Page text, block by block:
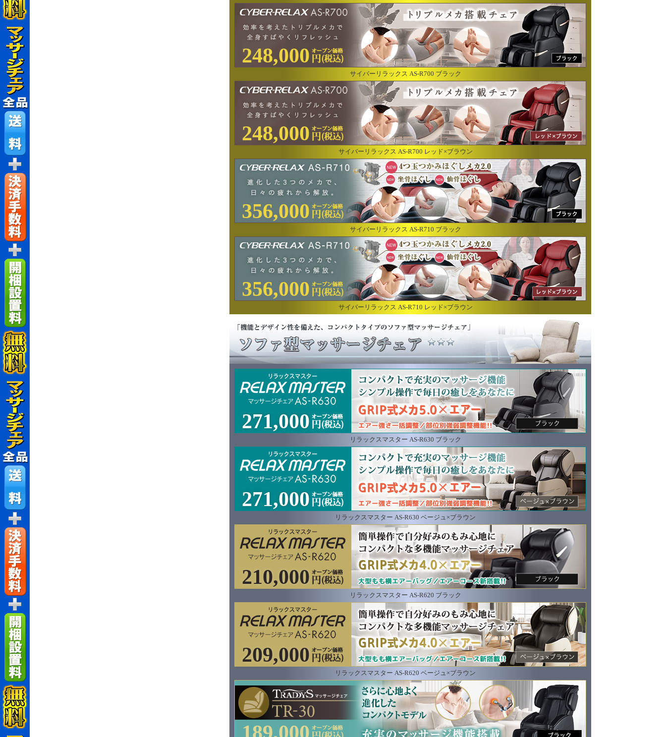
248,000
サイバーリラックス AS-R700 ブラック
248,000
サイバーリラックス AS-R700 レッド×ブラウン
356,000
サイバーリラックス AS-R710 ブラック
356,000
サイバーリラックス AS-R710 レッド×ブラウン
271,000
リラックスマスター AS-R630 ブラック
271,000
リラックスマスター AS-R630 ベージュ×ブラウン
210,000
リラックスマスター AS-R620 ブラック
209,000
リラックスマスター AS-R620 ベージュ×ブラウン